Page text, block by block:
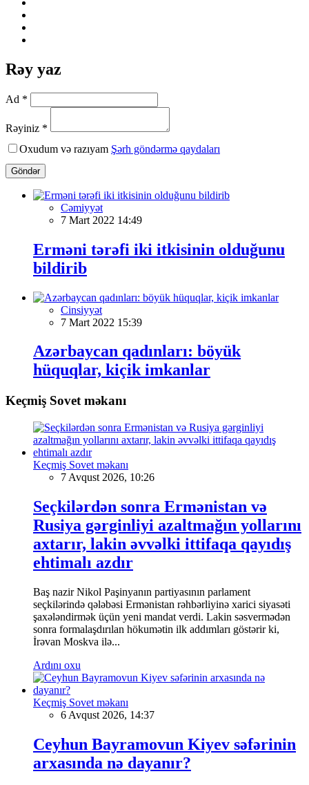
Rəy yaz
Ad *
Rəyiniz *
Oxudum və razıyam Şərh göndərmə qaydaları
Göndər
Cəmiyyət
7 Mart 2022 14:49
Erməni tərəfi iki itkisinin olduğunu
bildirib
Cinsiyyət
7 Mart 2022 15:39
Azərbaycan qadınları: böyük
hüquqlar, kiçik imkanlar
Keçmiş Sovet məkanı
Keçmiş Sovet məkanı
7 Avqust 2026, 10:26
Seçkilərdən sonra Ermənistan və
Rusiya gərginliyi azaltmağın yollarını
axtarır, lakin əvvəlki ittifaqa qayıdış
ehtimalı azdır
Baş nazir Nikol Paşinyanın partiyasının parlament
seçkilərində qələbəsi Ermənistan rəhbərliyinə xarici siyasəti
şaxələndirmək üçün yeni mandat verdi. Lakin səsvermədən
sonra formalaşdırılan hökumətin ilk addımları göstərir ki,
İrəvan Moskva ilə...
Ardını oxu
Keçmiş Sovet məkanı
6 Avqust 2026, 14:37
Ceyhun Bayramovun Kiyev səfərinin
arxasında nə dayanır?